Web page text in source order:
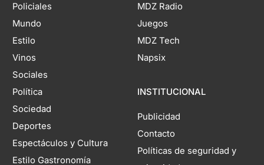
Policiales
Mundo
Estilo
Vinos
Sociales
Política
Sociedad
Deportes
Espectáculos y Cultura
Estilo Gastronomía
MDZ Radio
Juegos
MDZ Tech
Napsix
INSTITUCIONAL
Publicidad
Contacto
Políticas de seguridad y